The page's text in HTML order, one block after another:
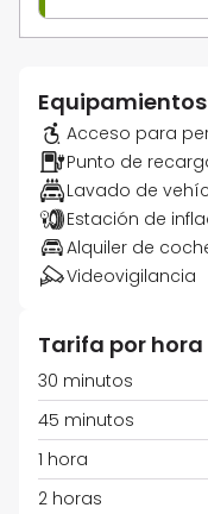
Equipamientos
Acceso para
Punto de
Lavado de
Estación de
Alquiler de
Videovigilancia
Tarifa por hora
30 minutos
45 minutos
1 hora
2 horas